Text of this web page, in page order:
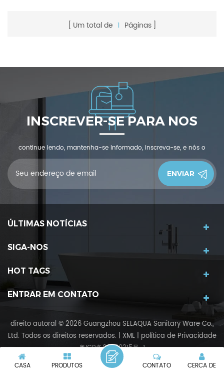
Um total de 1 Páginas
INSCREVER-SE PARA NOS
continue lendo, mantenha-se informado, inscreva-se, e nós o
convidamos a nos dizer o que você pensa.
ÚLTIMAS NOTÍCIAS
SIGA-NOS
HOT TAGS
ENTRAR EM CONTATO
direito autoral © 2026 Guangzhou SELAQUA Sanitary Ware Co.,
Ltd. Todos os direitos reservados. | XML| política de Privacidade
粤ICP备09069315号-1
IPv6 Rede IPv6 com suporte
CASA PRODUTOS CERCA DE
CONTATO